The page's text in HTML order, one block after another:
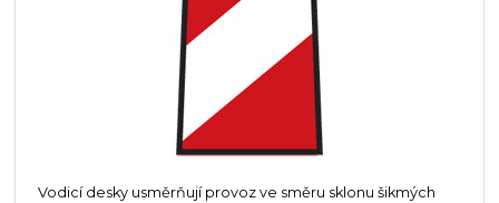
Vodicí desky usměrňují provoz ve směru sklonu šikmých